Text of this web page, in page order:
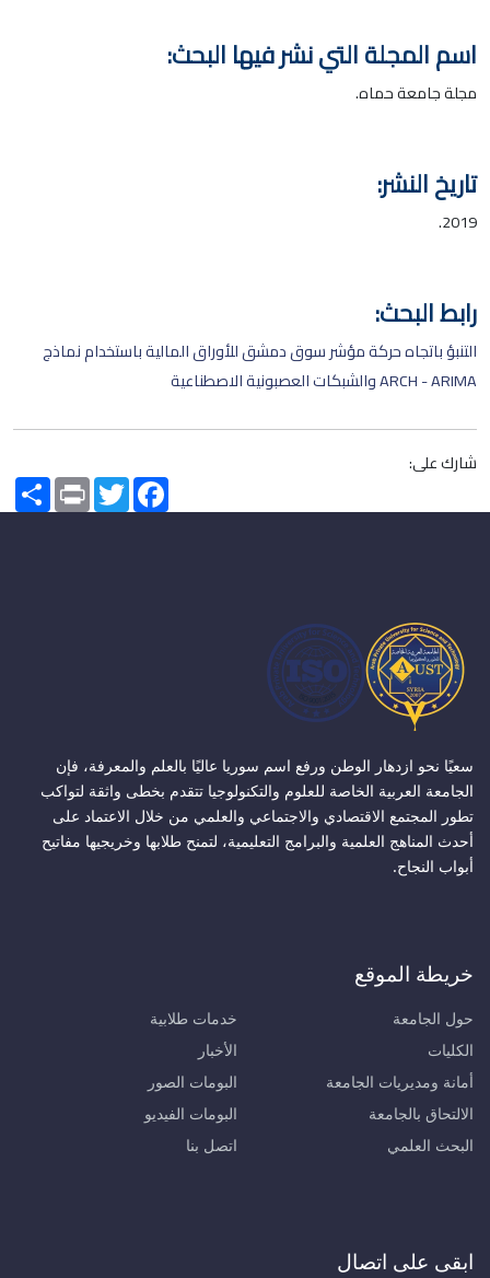
اسم المجلة التي نشر فيها البحث:
مجلة جامعة حماه.
تاريخ النشر:
2019.
رابط البحث:
التنبؤ باتجاه حركة مؤشر سوق دمشق للأوراق المالية باستخدام نماذج
ARCH - ARIMA والشبكات العصبونية الاصطناعية
شارك على:
Share PrintTwitterFacebook
سعيًا نحو ازدهار الوطن ورفع اسم سوريا عاليًا بالعلم والمعرفة، فإن
الجامعة العربية الخاصة للعلوم والتكنولوجيا تتقدم بخطى واثقة لتواكب
تطور المجتمع الاقتصادي والاجتماعي والعلمي من خلال الاعتماد على
أحدث المناهج العلمية والبرامج التعليمية، لتمنح طلابها وخريجيها مفاتيح
أبواب النجاح.
خريطة الموقع
حول الجامعة
الكليات
أمانة ومديريات الجامعة
الالتحاق بالجامعة
البحث العلمي
خدمات طلابية
الأخبار
البومات الصور
البومات الفيديو
اتصل بنا
ابقى على اتصال